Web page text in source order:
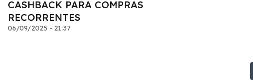
CASHBACK PARA COMPRAS
RECORRENTES
06/09/2025 - 21:37